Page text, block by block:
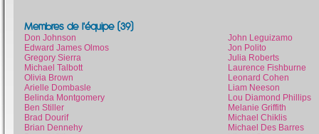
Membres de l'équipe (39)
Don Johnson
Edward James Olmos
Gregory Sierra
Michael Talbott
Olivia Brown
Arielle Dombasle
Belinda Montgomery
Ben Stiller
Brad Dourif
Brian Dennehy
John Leguizamo
Jon Polito
Julia Roberts
Laurence Fishburne
Leonard Cohen
Liam Neeson
Lou Diamond Phillips
Melanie Griffith
Michael Chiklis
Michael Des Barres